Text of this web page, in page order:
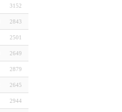
3152
2843
2501
2649
2879
2645
2944